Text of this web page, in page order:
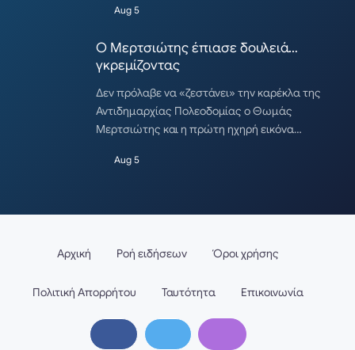
Aug 5
Ο Μερτσιώτης έπιασε δουλειά…
γκρεμίζοντας
Δεν πρόλαβε να «ζεστάνει» την καρέκλα της
Αντιδημαρχίας Πολεοδομίας ο Θωμάς
Μερτσιώτης και η πρώτη ηχηρή εικόνα…
Aug 5
Αρχική Ροή ειδήσεων Όροι χρήσης
Πολιτική Απορρήτου Ταυτότητα Επικοινωνία